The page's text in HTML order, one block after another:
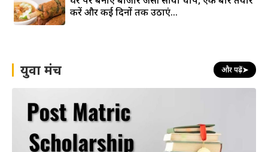
करें और कई दिनों तक उठाएं...
युवा मंच और पढ़ें➤